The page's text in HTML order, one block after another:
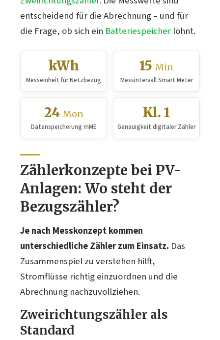
entscheidend für die Abrechnung – und für
die Frage, ob sich ein Batteriespeicher lohnt.
kWh
Messeinheit für Netzbezug
15 Min
Messintervall Smart Meter
24 Mon
Datenspeicherung mME
Kl. 1
Genauigkeit digitaler Zähler
Zählerkonzepte bei PV-
Anlagen: Wo steht der
Bezugszähler?
Je nach Messkonzept kommen
unterschiedliche Zähler zum Einsatz. Das
Zusammenspiel zu verstehen hilft,
Stromflüsse richtig einzuordnen und die
Abrechnung nachzuvollziehen.
Zweirichtungszähler als
Standard